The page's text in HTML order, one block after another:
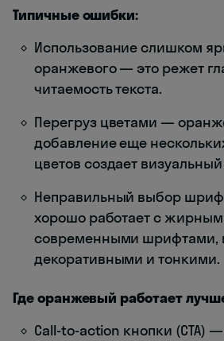
Типичные ошибки:
Использование слишком
оранжевого — это режет
читаемость текста.
Перегруз цветами —
добавление еще
цветов создает визуальный
Неправильный выбор
хорошо работает с
современными шрифтами,
декоративными и тонкими.
Где оранжевый работает
Call-to-action кнопки (CTA)